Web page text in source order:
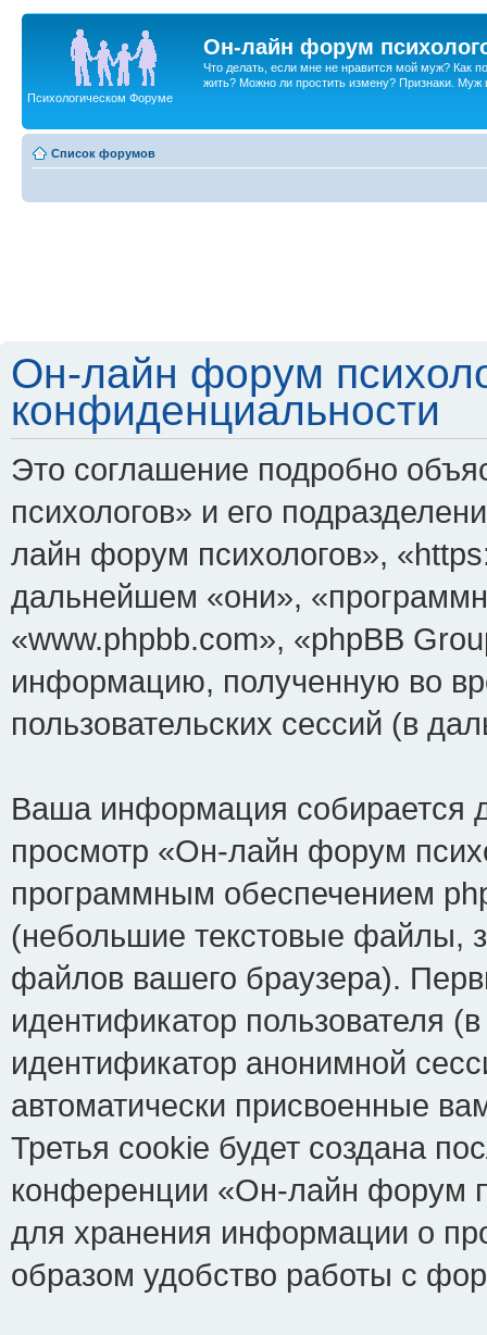
Он-лайн форум
Что делать, если мне не нравится мой муж? Как
жить? Можно ли простить измену? Признаки. Муж
Психологическом Форуме
Список форумов
Он-лайн форум
конфиденциальности
Это соглашение подробно
психологов» и его
лайн форум психологов»,
дальнейшем «они»,
«www.phpbb.com», «phpBB
информацию, полученную во
пользовательских сессий (в
Ваша информация собирается
просмотр «Он-лайн форум
программным обеспечением
(небольшие текстовые файлы,
файлов вашего браузера).
идентификатор пользователя
идентификатор анонимной
автоматически присвоенные
Третья cookie будет создана
конференции «Он-лайн форум
для хранения информации о
образом удобство работы с